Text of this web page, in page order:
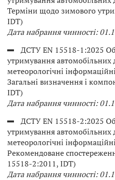
Терміни щодо зимового
IDT)
Дата набрання чинності:
ДСТУ EN 15518-1:2025
утримування автомобільних
метеорологічні
Загальні визначення і
IDT)
Дата набрання чинності:
ДСТУ EN 15518-2:2025
утримування автомобільних
метеорологічні
Рекомендоване
15518-2:2011, IDT)
Дата набрання чинності: